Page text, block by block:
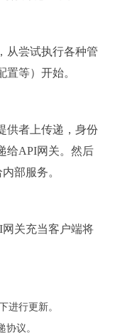
从尝试执行各种管
等）开始。
供者上传递，身份
API网关。 然后
部服务。
关充当客户端将
进行更新。
协议。